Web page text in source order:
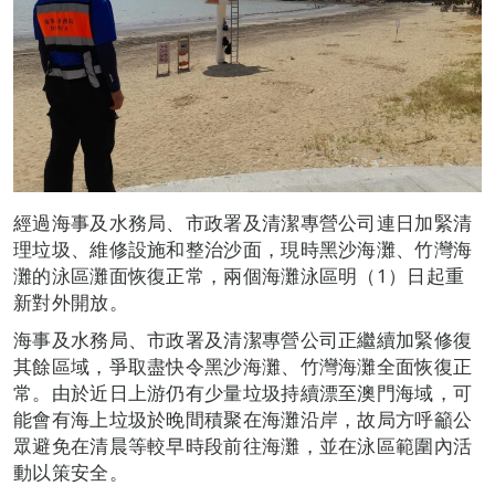
經過海事及水務局、市政署及清潔專營公司連日加緊清
理垃圾、維修設施和整治沙面，現時黑沙海灘、竹灣海
灘的泳區灘面恢復正常，兩個海灘泳區明（1）日起重
新對外開放。
海事及水務局、市政署及清潔專營公司正繼續加緊修復
其餘區域，爭取盡快令黑沙海灘、竹灣海灘全面恢復正
常。由於近日上游仍有少量垃圾持續漂至澳門海域，可
能會有海上垃圾於晚間積聚在海灘沿岸，故局方呼籲公
眾避免在清晨等較早時段前往海灘，並在泳區範圍內活
動以策安全。